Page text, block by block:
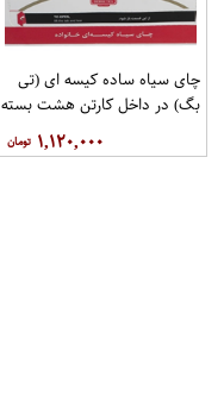
چای سیاه ساده کیسه ای (تی
بگ) در داخل کارتن هشت بسته
۱,۱۲۰,۰۰۰